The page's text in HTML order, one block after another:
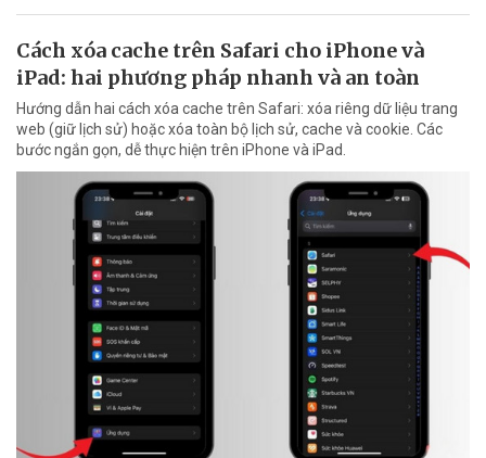
Cách xóa cache trên Safari cho iPhone và
iPad: hai phương pháp nhanh và an toàn
Hướng dẫn hai cách xóa cache trên Safari: xóa riêng dữ liệu trang
web (giữ lịch sử) hoặc xóa toàn bộ lịch sử, cache và cookie. Các
bước ngắn gọn, dễ thực hiện trên iPhone và iPad.